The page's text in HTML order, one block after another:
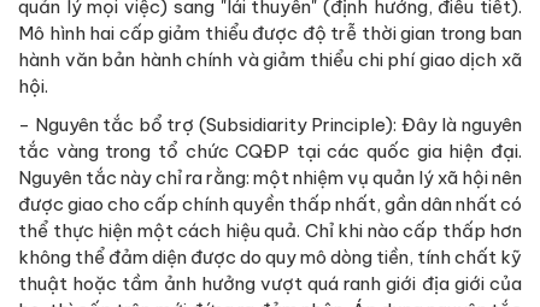
quản lý mọi việc) sang "lái thuyền" (định hướng, điều tiết).
Mô hình hai cấp giảm thiểu được độ trễ thời gian trong ban
hành văn bản hành chính và giảm thiểu chi phí giao dịch xã
hội.
- Nguyên tắc bổ trợ (Subsidiarity Principle): Đây là nguyên
tắc vàng trong tổ chức CQĐP tại các quốc gia hiện đại.
Nguyên tắc này chỉ ra rằng: một nhiệm vụ quản lý xã hội nên
được giao cho cấp chính quyền thấp nhất, gần dân nhất có
thể thực hiện một cách hiệu quả. Chỉ khi nào cấp thấp hơn
không thể đảm diện được do quy mô dòng tiền, tính chất kỹ
thuật hoặc tầm ảnh hưởng vượt quá ranh giới địa giới của